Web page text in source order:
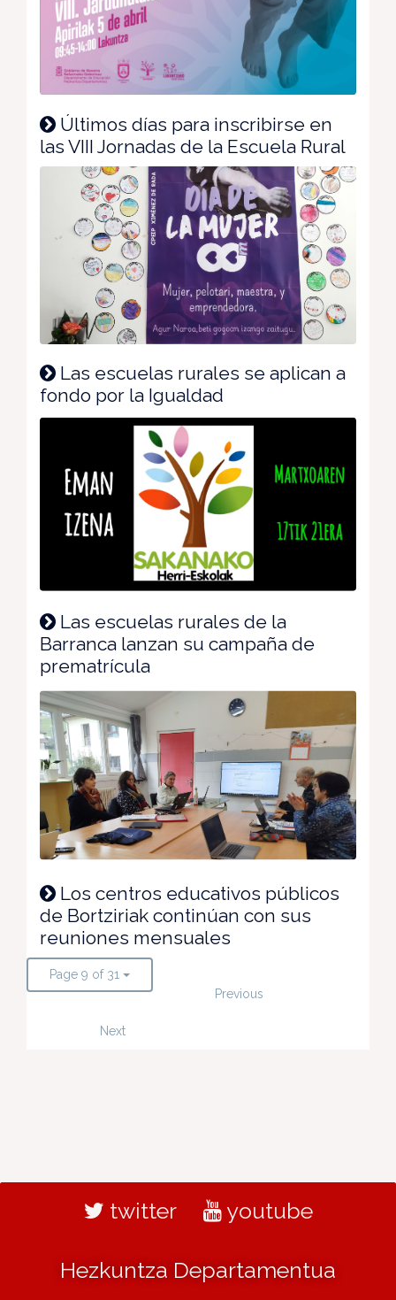
Últimos días para inscribirse en
las VIII Jornadas de la Escuela Rural
Las escuelas rurales se aplican a
fondo por la Igualdad
Las escuelas rurales de la
Barranca lanzan su campaña de
prematrícula
Los centros educativos públicos
de Bortziriak continúan con sus
reuniones mensuales
Page 9 of 31
Previous
Next
twitter youtube
Hezkuntza Departamentua